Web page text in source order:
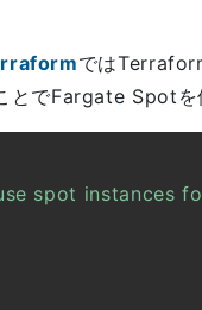
では
とでFargate Spotを
spot instances